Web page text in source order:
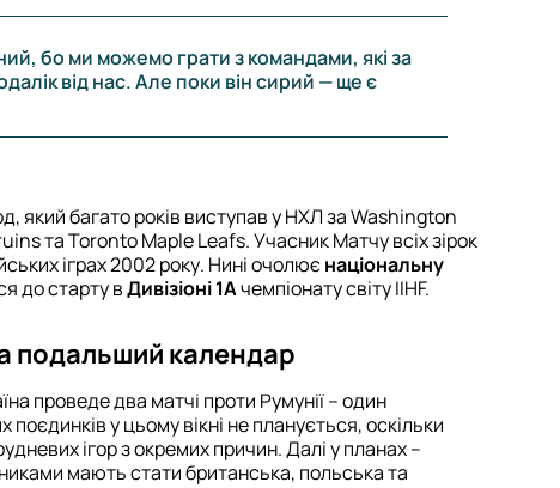
бо ми можемо грати з командами, які за
від нас. Але поки він сирий — ще є
який багато років виступав у НХЛ за Washington
та Toronto Maple Leafs. Учасник Матчу всіх зірок
іграх 2002 року. Нині очолюєнаціональну
до старту вДивізіоні 1Ачемпіонату світу IIHF.
подальший календар
проведе два матчі проти Румунії – один
у цьому вікні не планується, оскільки
ігор з окремих причин. Далі у планах –
мають стати британська, польська та